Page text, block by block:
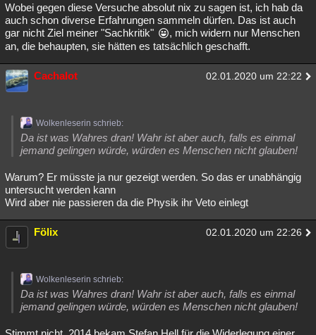
Wobei gegen diese Versuche absolut nix zu sagen ist, ich hab da
auch schon diverse Erfahrungen sammeln dürfen. Das ist auch
gar nicht Ziel meiner "Sachkritik"
, mich widern nur Menschen
an, die behaupten, sie hätten es tatsächlich geschafft.
Cachalot 02.01.2020 um 22:22
Wolkenleserin schrieb:
Da ist was Wahres dran! Wahr ist aber auch, falls es einmal
jemand gelingen würde, würden es Menschen nicht glauben!
Warum? Er müsste ja nur gezeigt werden. So das er unabhängig
untersucht werden kann
Wird aber nie passieren da die Physik ihr Veto einlegt
Fölix 02.01.2020 um 22:26
Wolkenleserin schrieb:
Da ist was Wahres dran! Wahr ist aber auch, falls es einmal
jemand gelingen würde, würden es Menschen nicht glauben!